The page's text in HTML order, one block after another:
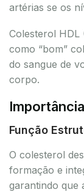
artérias se os
Colesterol HDL
como “bom”
do sangue de
corpo.
Função
O colesterol
formação e
garantindo que